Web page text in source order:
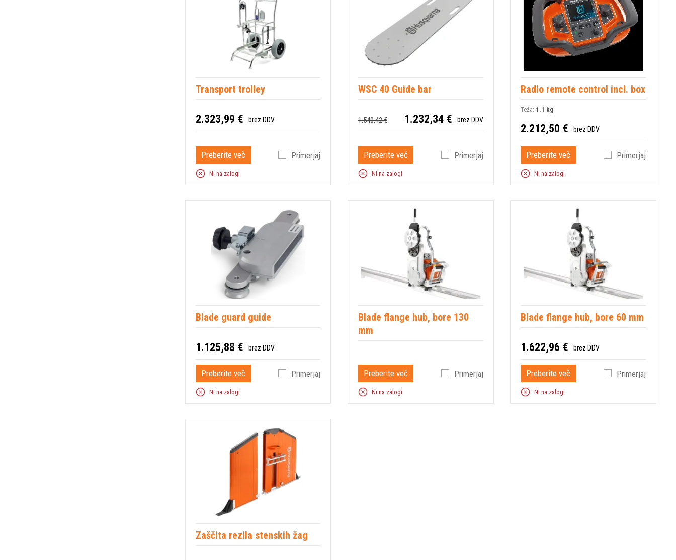
Transport trolley
2.323,99 € brez DDV
Preberite več Primerjaj
Ni na zalogi
WSC 40 Guide bar
1.540,42 € 1.232,34 € brez DDV
Preberite več Primerjaj
Ni na zalogi
Radio remote control incl. box
Teža: 1.1 kg
2.212,50 € brez DDV
Preberite več Primerjaj
Ni na zalogi
Blade guard guide
1.125,88 € brez DDV
Preberite več Primerjaj
Ni na zalogi
Blade flange hub, bore 130
mm
Preberite več Primerjaj
Ni na zalogi
Blade flange hub, bore 60 mm
1.622,96 € brez DDV
Preberite več Primerjaj
Ni na zalogi
Zaščita rezila stenskih žag